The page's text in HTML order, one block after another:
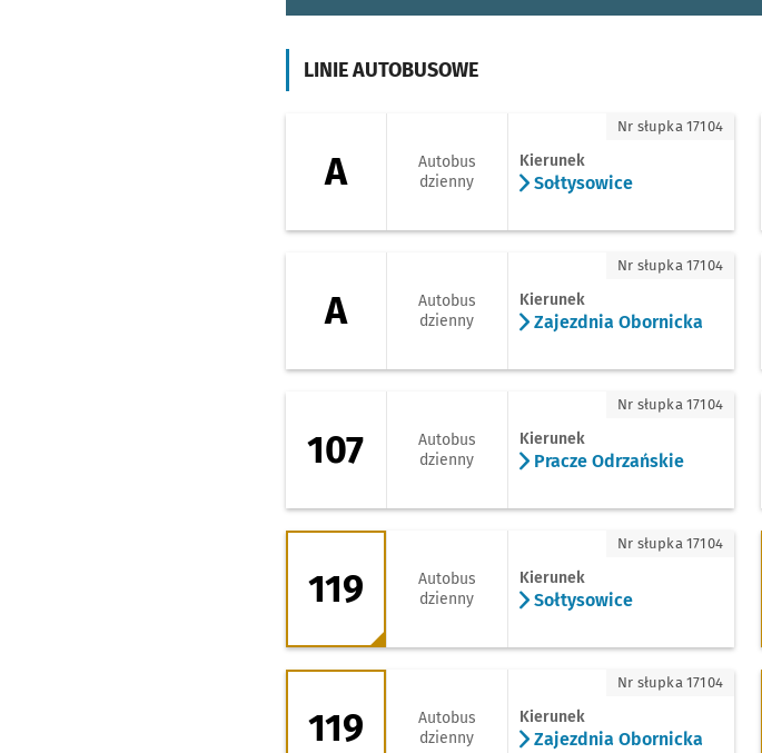
LINIE AUTOBUSOWE
A
Autobus
dzienny
Kierunek
Sołtysowice
Nr słupka 17104
A - kierunek Zajezdnia Obornicka
A
Autobus
dzienny
Kierunek
Zajezdnia Obornicka
Nr słupka 17104
107 - kierunek Pracze Odrzańskie
107
Autobus
dzienny
Kierunek
Pracze Odrzańskie
Nr słupka 17104
119 - kierunek Sołtysowice
119
Autobus
dzienny
Kierunek
Sołtysowice
Nr słupka 17104
119 - kierunek Zajezdnia Obornicka
119
Autobus
dzienny
Kierunek
Zajezdnia Obornicka
Nr słupka 17104